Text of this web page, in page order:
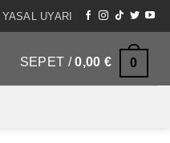
YASAL UYARI
SEPET /0,00€ 0